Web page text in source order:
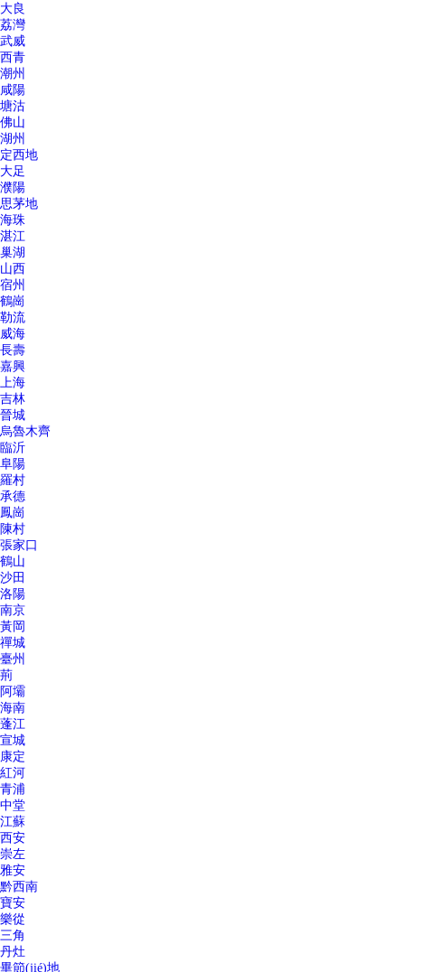
大良
荔灣
武威
西青
潮州
咸陽
塘沽
佛山
湖州
定西地
大足
濮陽
思茅地
海珠
湛江
巢湖
山西
宿州
鶴崗
勒流
威海
長壽
嘉興
上海
吉林
晉城
烏魯木齊
臨沂
阜陽
羅村
承德
鳳崗
陳村
張家口
鶴山
沙田
洛陽
南京
黃岡
禪城
臺州
荊
阿壩
海南
蓬江
宣城
康定
紅河
青浦
中堂
江蘇
西安
崇左
雅安
黔西南
寶安
樂從
三角
丹灶
畢節(jié)地